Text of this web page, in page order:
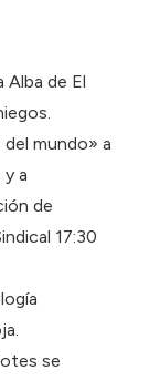
Alba de El
mundo» a
a
de
17:30
se